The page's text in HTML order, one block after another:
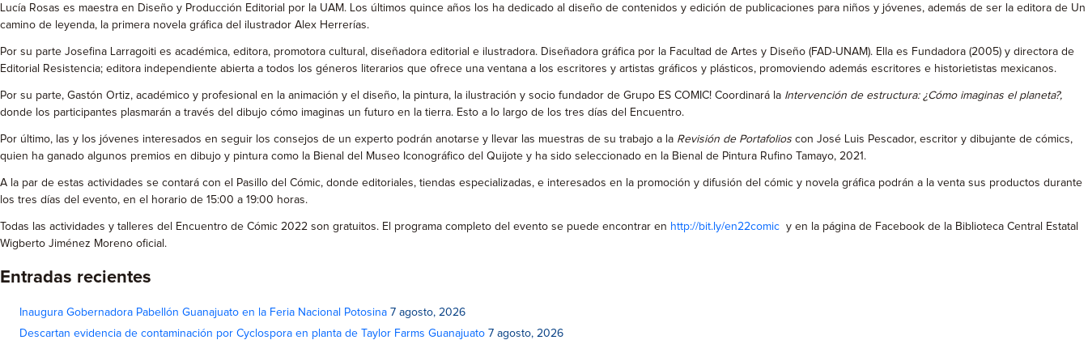
Lucía Rosas es maestra en Diseño y Producción Editorial por la UAM. Los últimos quince años los ha dedicado al diseño de contenidos y edición de publicaciones para niños y jóvenes, además de ser la editora de Un
camino de leyenda, la primera novela gráfica del ilustrador Alex Herrerías.
Por su parte Josefina Larragoiti es académica, editora, promotora cultural, diseñadora editorial e ilustradora. Diseñadora gráfica por la Facultad de Artes y Diseño (FAD-UNAM). Ella es Fundadora (2005) y directora de
Editorial Resistencia; editora independiente abierta a todos los géneros literarios que ofrece una ventana a los escritores y artistas gráficos y plásticos, promoviendo además escritores e historietistas mexicanos.
Por su parte, Gastón Ortiz, académico y profesional en la animación y el diseño, la pintura, la ilustración y socio fundador de Grupo ES COMIC! Coordinará la Intervención de estructura: ¿Cómo imaginas el planeta?,
donde los participantes plasmarán a través del dibujo cómo imaginas un futuro en la tierra. Esto a lo largo de los tres días del Encuentro.
Por último, las y los jóvenes interesados en seguir los consejos de un experto podrán anotarse y llevar las muestras de su trabajo a la Revisión de Portafolios con José Luis Pescador, escritor y dibujante de cómics,
quien ha ganado algunos premios en dibujo y pintura como la Bienal del Museo Iconográfico del Quijote y ha sido seleccionado en la Bienal de Pintura Rufino Tamayo, 2021.
A la par de estas actividades se contará con el Pasillo del Cómic, donde editoriales, tiendas especializadas, e interesados en la promoción y difusión del cómic y novela gráfica podrán a la venta sus productos durante
los tres días del evento, en el horario de 15:00 a 19:00 horas.
Todas las actividades y talleres del Encuentro de Cómic 2022 son gratuitos. El programa completo del evento se puede encontrar en http://bit.ly/en22comic y en la página de Facebook de la Biblioteca Central Estatal
Wigberto Jiménez Moreno oficial.
Entradas recientes
Inaugura Gobernadora Pabellón Guanajuato en la Feria Nacional Potosina 7 agosto, 2026
Descartan evidencia de contaminación por Cyclospora en planta de Taylor Farms Guanajuato 7 agosto, 2026